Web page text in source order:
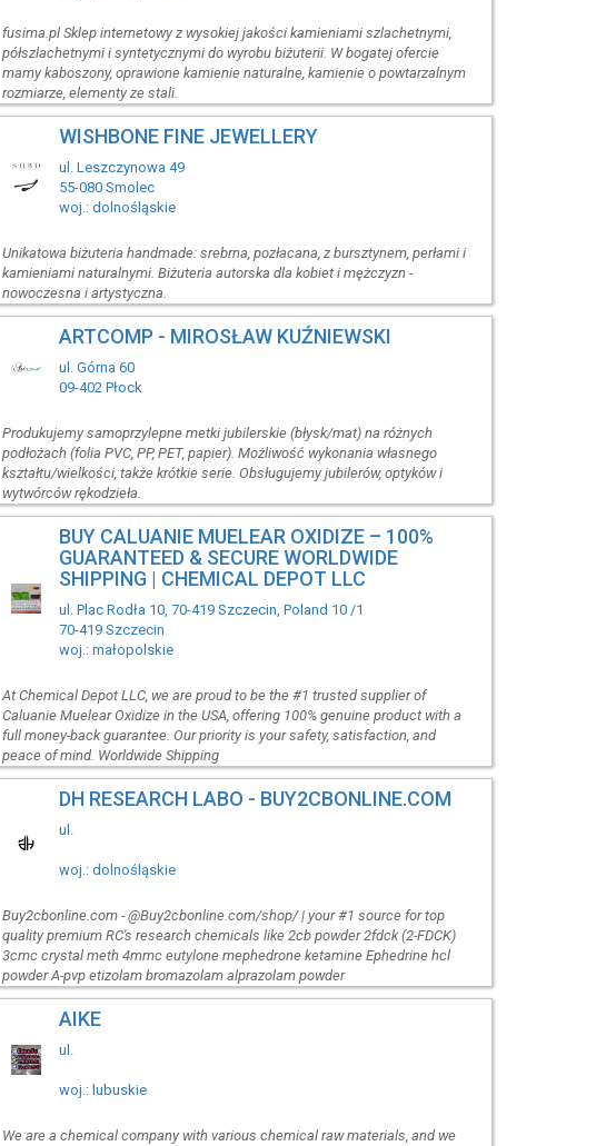
fusima.pl Sklep internetowy z wysokiej jakości kamieniami szlachetnymi,
półszlachetnymi i syntetycznymi do wyrobu biżuterii. W bogatej ofercie
mamy kaboszony, oprawione kamienie naturalne, kamienie o powtarzalnym
rozmiarze, elementy ze stali.
WISHBONE FINE JEWELLERY
ul. Leszczynowa 49
55-080 Smolec
woj.: dolnośląskie
Unikatowa biżuteria handmade: srebrna, pozłacana, z bursztynem, perłami i
kamieniami naturalnymi. Biżuteria autorska dla kobiet i mężczyzn -
nowoczesna i artystyczna.
ARTCOMP - MIROSŁAW KUŹNIEWSKI
ul. Górna 60
09-402 Płock
Produkujemy samoprzylepne metki jubilerskie (błysk/mat) na różnych
podłożach (folia PVC, PP, PET, papier). Możliwość wykonania własnego
kształtu/wielkości, także krótkie serie. Obsługujemy jubilerów, optyków i
wytwórców rękodzieła.
BUY CALUANIE MUELEAR OXIDIZE – 100%
GUARANTEED & SECURE WORLDWIDE
SHIPPING | CHEMICAL DEPOT LLC
ul. Plac Rodła 10, 70-419 Szczecin, Poland 10 /1
70-419 Szczecin
woj.: małopolskie
At Chemical Depot LLC, we are proud to be the #1 trusted supplier of
Caluanie Muelear Oxidize in the USA, offering 100% genuine product with a
full money-back guarantee. Our priority is your safety, satisfaction, and
peace of mind. Worldwide Shipping
DH RESEARCH LABO - BUY2CBONLINE.COM
ul.
woj.: dolnośląskie
Buy2cbonline.com - @Buy2cbonline.com/shop/ | your #1 source for top
quality premium RC's research chemicals like 2cb powder 2fdck (2-FDCK)
3cmc crystal meth 4mmc eutylone mephedrone ketamine Ephedrine hcl
powder A-pvp etizolam bromazolam alprazolam powder
AIKE
ul.
woj.: lubuskie
We are a chemical company with various chemical raw materials, and we